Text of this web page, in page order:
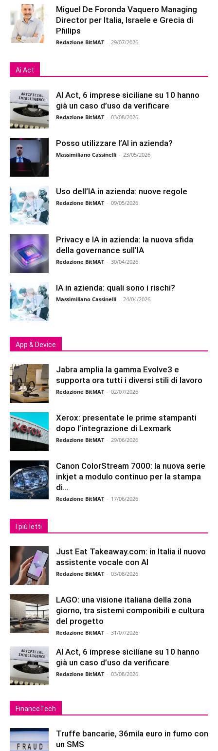
Miguel De Foronda Vaquero Managing
Director per Italia, Israele e Grecia di
Philips
Redazione BitMAT - 29/07/2026
Ai Act
AI Act, 6 imprese siciliane su 10 hanno
già un caso d’uso da verificare
Redazione BitMAT - 03/08/2026
Posso utilizzare l’AI in azienda?
Massimiliano Cassinelli - 23/05/2026
Uso dell’IA in azienda: nuove regole
Redazione BitMAT - 09/05/2026
Privacy e IA in azienda: la nuova sfida
della governance sull’IA
Redazione BitMAT - 30/04/2026
IA in azienda: quali sono i rischi?
Massimiliano Cassinelli - 24/04/2026
App & Device
Jabra amplia la gamma Evolve3 e
supporta ora tutti i diversi stili di lavoro
Redazione BitMAT - 02/07/2026
Xerox: presentate le prime stampanti
dopo l’integrazione di Lexmark
Redazione BitMAT - 29/06/2026
Canon ColorStream 7000: la nuova serie
inkjet a modulo continuo per la stampa
di...
Redazione BitMAT - 17/06/2026
I più letti
Just Eat Takeaway.com: in Italia il nuovo
assistente vocale con AI
Redazione BitMAT - 03/08/2026
LAGO: una visione italiana della zona
giorno, tra sistemi componibili e cultura
del progetto
Redazione BitMAT - 31/07/2026
AI Act, 6 imprese siciliane su 10 hanno
già un caso d’uso da verificare
Redazione BitMAT - 03/08/2026
FinanceTech
Truffe bancarie, 36mila euro in fumo con
un SMS